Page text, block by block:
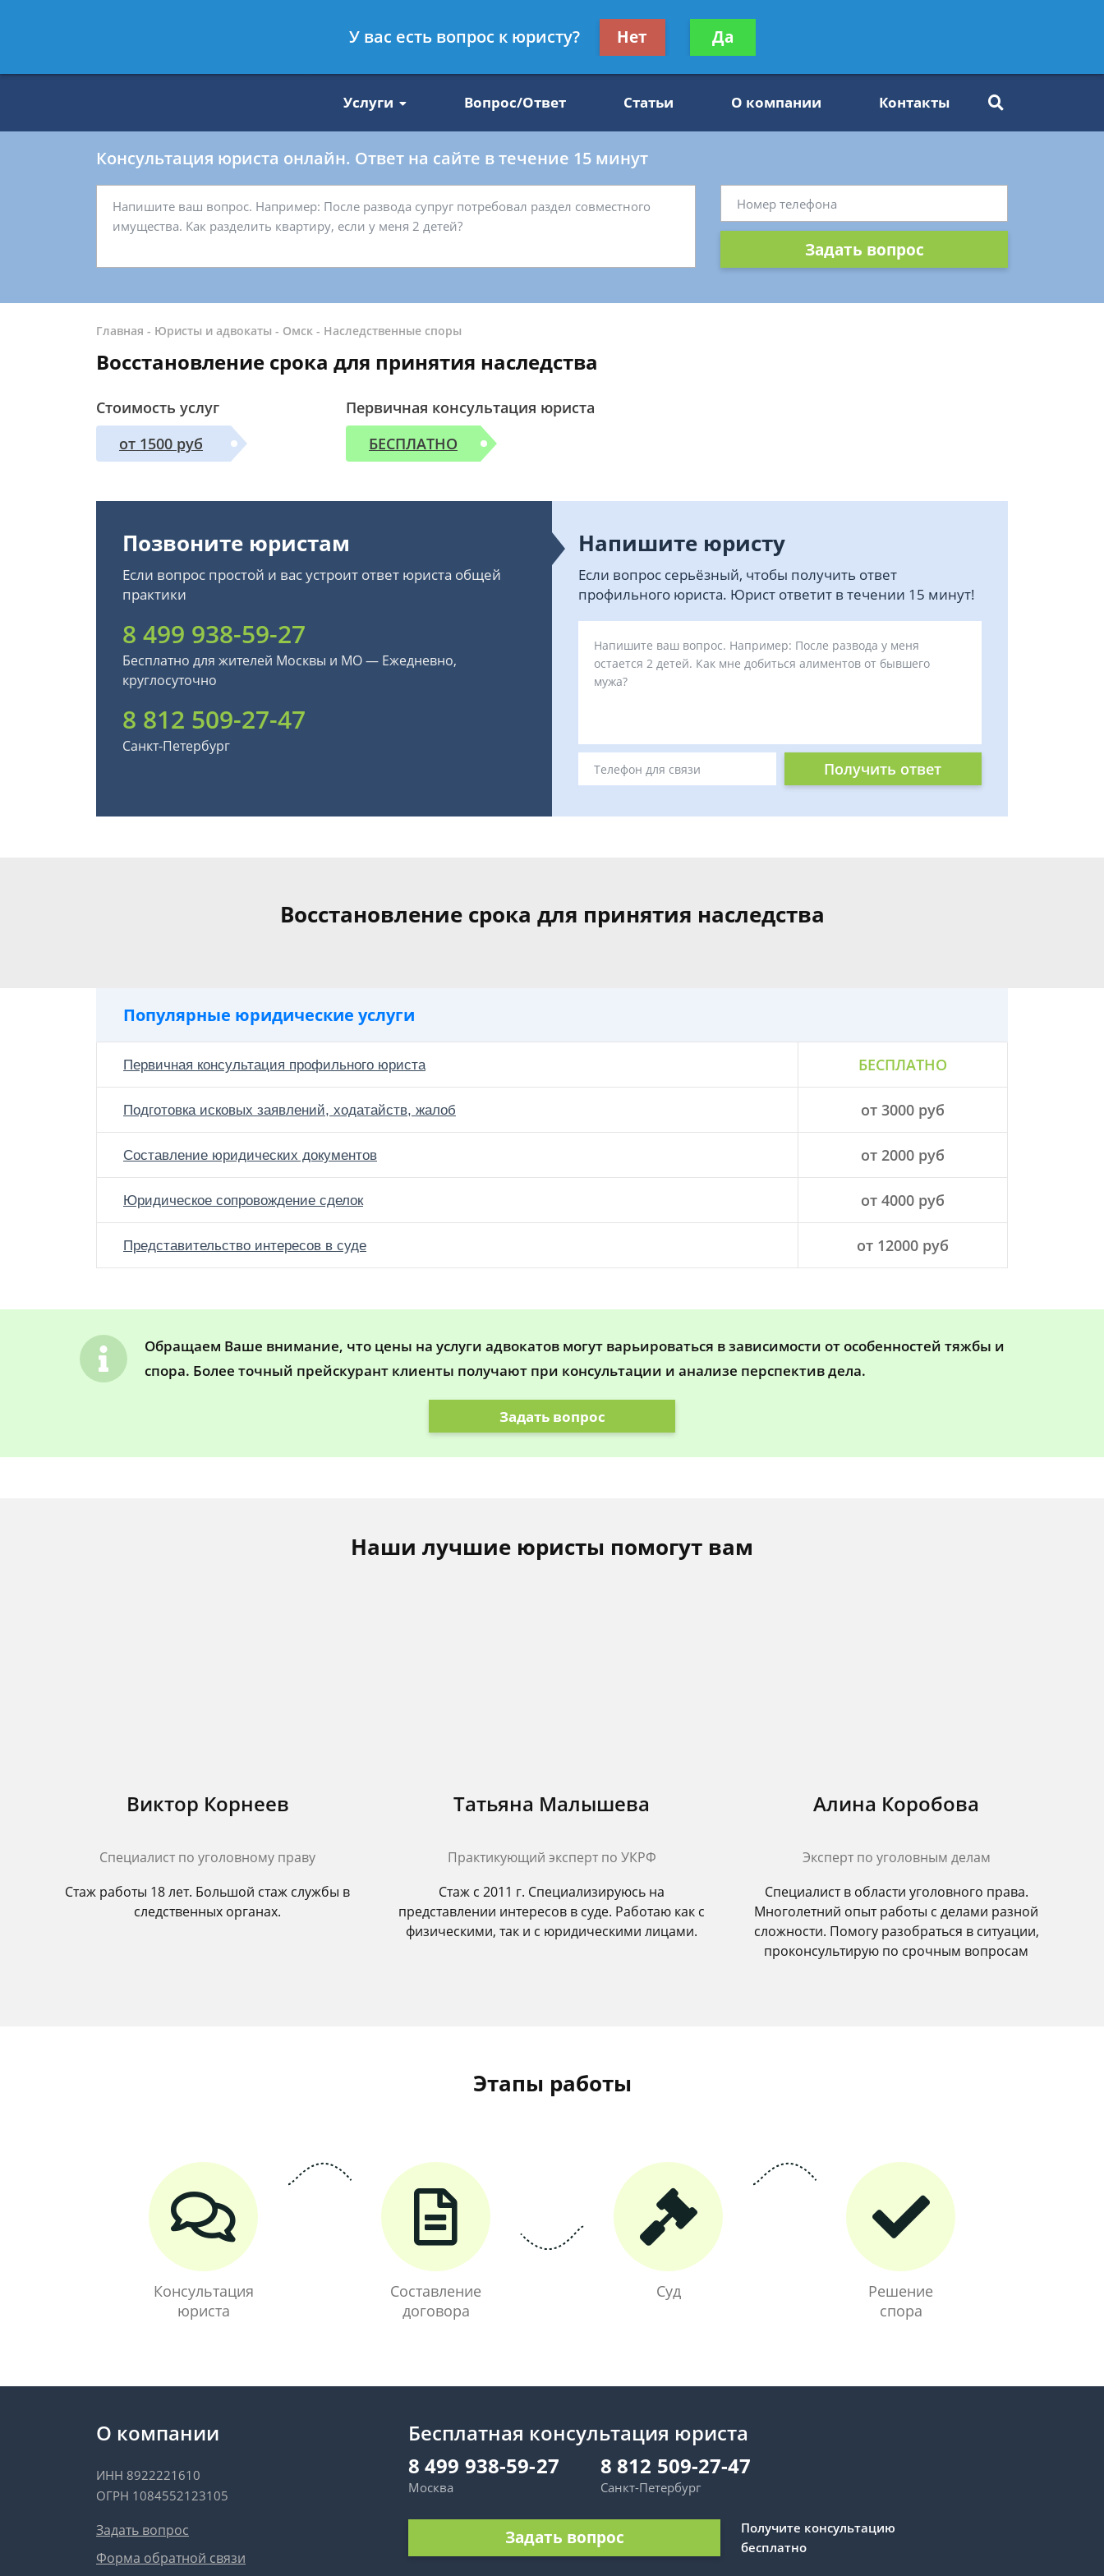
8 812 509-27-47
Получите консультацию
бесплатно
Услуги Вопрос/Ответ Статьи О компании Контакты
Консультация юриста онлайн. Ответ на сайте в течение 15 минут
Задать вопрос
Главная - Юристы и адвокаты - Омск - Наследственные споры
Восстановление срока для принятия наследства
Стоимость услуг
от 1500 руб
Первичная консультация юриста
БЕСПЛАТНО
Позвоните юристам
Если вопрос простой и вас устроит ответ юриста общей
практики
8 499 938-59-27
Бесплатно для жителей Москвы и МО — Ежедневно,
круглосуточно
8 812 509-27-47
Санкт-Петербург
Напишите юристу
Если вопрос серьёзный, чтобы получить ответ
профильного юриста. Юрист ответит в течении 15 минут!
Получить ответ
Восстановление срока для принятия наследства
Популярные юридические услуги
Первичная консультация профильного юриста БЕСПЛАТНО
Подготовка исковых заявлений, ходатайств, жалоб от 3000 руб
Составление юридических документов от 2000 руб
Юридическое сопровождение сделок от 4000 руб
Представительство интересов в суде от 12000 руб
Обращаем Ваше внимание, что цены на услуги адвокатов могут варьироваться в зависимости от особенностей тяжбы и
спора. Более точный прейскурант клиенты получают при консультации и анализе перспектив дела.
Задать вопрос
Наши лучшие юристы помогут вам
Виктор Корнеев
Cпециалист по уголовному праву
Стаж работы 18 лет. Большой стаж службы в
следственных органах.
Татьяна Малышева
Практикующий эксперт по УКРФ
Стаж с 2011 г. Специализируюсь на
представлении интересов в суде. Работаю как с
физическими, так и с юридическими лицами.
Алина Коробова
Эксперт по уголовным делам
Специалист в области уголовного права.
Многолетний опыт работы с делами разной
сложности. Помогу разобраться в ситуации,
проконсультирую по срочным вопросам
Этапы работы
Консультация
юриста
Составление
договора
Суд
Решение
спора
О компании
ИНН 8922221610
ОГРН 1084552123105
Задать вопрос
Форма обратной связи
Бесплатная консультация юриста
8 499 938-59-27
Москва
8 812 509-27-47
Санкт-Петербург
Задать вопрос
Получите консультацию
бесплатно
У вас есть вопрос к юристу? Нет Да